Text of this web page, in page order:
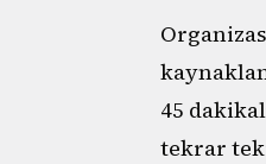
45
tekrar